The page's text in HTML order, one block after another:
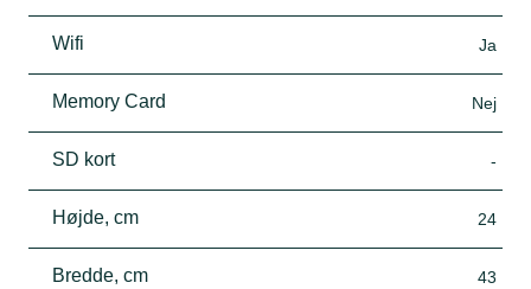
Wifi Ja
Memory Card Nej
SD kort -
Højde, cm 24
Bredde, cm 43